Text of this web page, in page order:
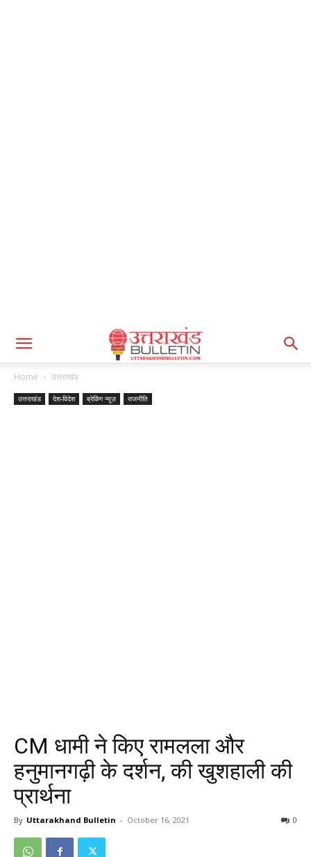
Home उत्तराखंड
उत्तराखंड देश-विदेश ब्रेकिंग न्यूज़ राजनीति
CM धामी ने किए रामलला और
हनुमानगढ़ी के दर्शन, की खुशहाली की
प्रार्थना
By Uttarakhand Bulletin - October 16, 2021 0